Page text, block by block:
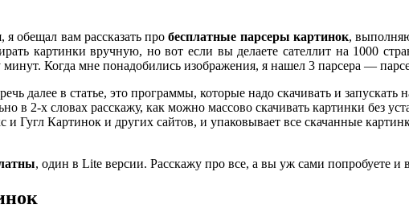
я обещал вам рассказать про бесплатные парсеры картинок,
картинки вручную, но вот если вы делаете сателлит на 1000
минут. Когда мне понадобились изображения, я нашел 3 парсера —
далее в статье, это программы, которые надо скачивать и
в 2-х словах расскажу, как можно массово скачивать картинки без
и Гугл Картинок и других сайтов, и упаковывает все скачанные
, один в Lite версии. Расскажу про все, а вы уж сами попробуете и